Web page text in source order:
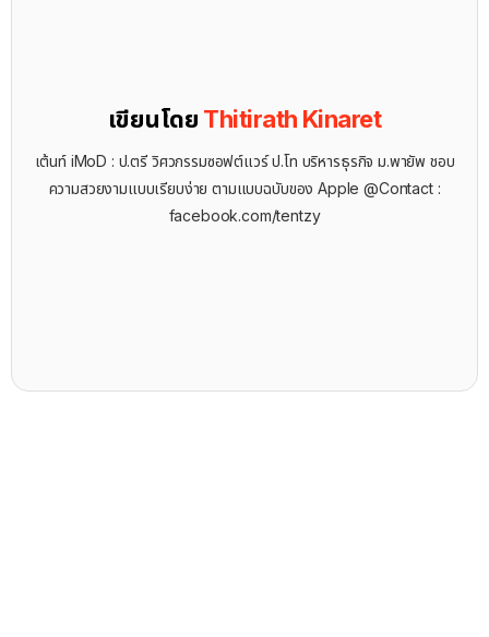
เขียนโดย Thitirath Kinaret
เต้นท์ iMoD : ป.ตรี วิศวกรรมซอฟต์แวร์ ป.โท บริหารธุรกิจ ม.พายัพ ชอบ
ความสวยงามแบบเรียบง่าย ตามแบบฉบับของ Apple @Contact :
facebook.com/tentzy